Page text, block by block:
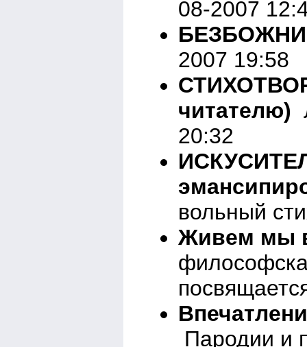
08-2007
2007 19:58
читателю)
20:32
вольный
Живем мы
Пародии и